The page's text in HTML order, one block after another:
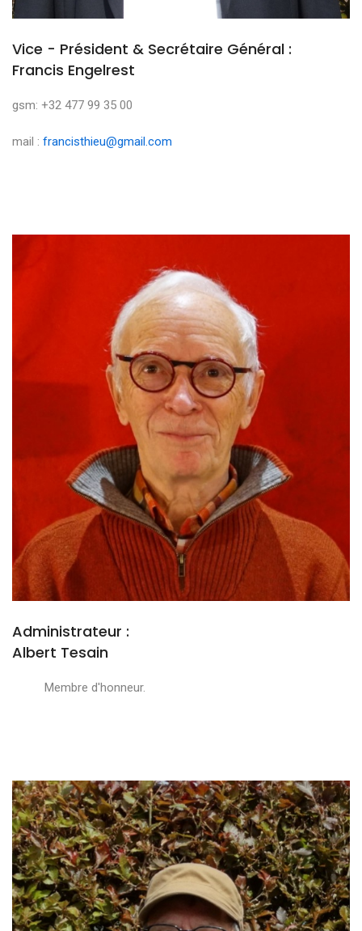
Vice - Président & Secrétaire Général :
Francis Engelrest
gsm: +32 477 99 35 00
mail : francisthieu@gmail.com
Administrateur :
Albert Tesain
Membre d'honneur.